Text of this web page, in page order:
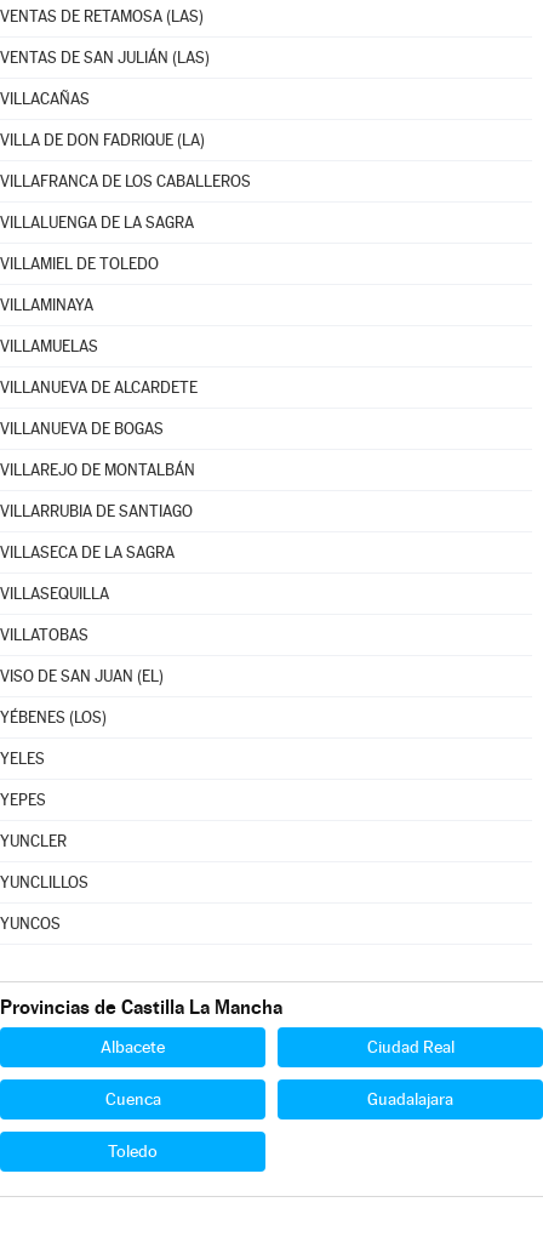
VENTAS DE RETAMOSA (LAS)
VENTAS DE SAN JULIÁN (LAS)
VILLACAÑAS
VILLA DE DON FADRIQUE (LA)
VILLAFRANCA DE LOS CABALLEROS
VILLALUENGA DE LA SAGRA
VILLAMIEL DE TOLEDO
VILLAMINAYA
VILLAMUELAS
VILLANUEVA DE ALCARDETE
VILLANUEVA DE BOGAS
VILLAREJO DE MONTALBÁN
VILLARRUBIA DE SANTIAGO
VILLASECA DE LA SAGRA
VILLASEQUILLA
VILLATOBAS
VISO DE SAN JUAN (EL)
YÉBENES (LOS)
YELES
YEPES
YUNCLER
YUNCLILLOS
YUNCOS
Provincias de Castilla La Mancha
Albacete Ciudad Real
Cuenca Guadalajara
Toledo